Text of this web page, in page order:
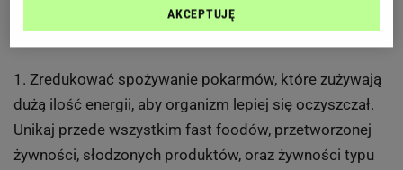
Przede wszystkim należy:
1. Zredukować spożywanie pokarmów, które zużywają
dużą ilość energii, aby organizm lepiej się oczyszczał.
Unikaj przede wszystkim fast foodów, przetworzonej
żywności, słodzonych produktów, oraz żywności typu
AKCEPTUJĘ